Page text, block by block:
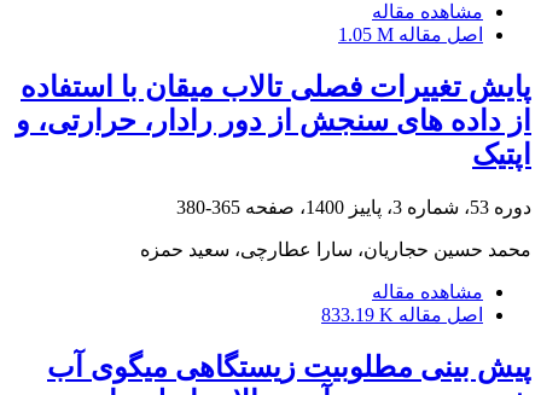
مشاهده مقاله
اصل مقاله 1.05 M
پایش تغییرات فصلی تالاب میقان با استفاده
از داده ‏های سنجش ‏از ‏دور رادار، حرارتی، و
اپتیک
دوره 53، شماره 3، پاییز 1400، صفحه 365-380
محمد حسین حجاریان، سارا عطارچی، سعید حمزه
مشاهده مقاله
اصل مقاله 833.19 K
پیش بینی مطلوبیت زیستگاهی میگوی آب